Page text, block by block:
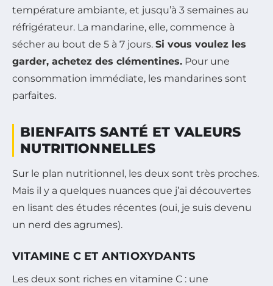
température ambiante, et jusqu’à 3 semaines au
réfrigérateur. La mandarine, elle, commence à
sécher au bout de 5 à 7 jours. Si vous voulez les
garder, achetez des clémentines. Pour une
consommation immédiate, les mandarines sont
parfaites.
BIENFAITS SANTÉ ET VALEURS
NUTRITIONNELLES
Sur le plan nutritionnel, les deux sont très proches.
Mais il y a quelques nuances que j’ai découvertes
en lisant des études récentes (oui, je suis devenu
un nerd des agrumes).
VITAMINE C ET ANTIOXYDANTS
Les deux sont riches en vitamine C : une